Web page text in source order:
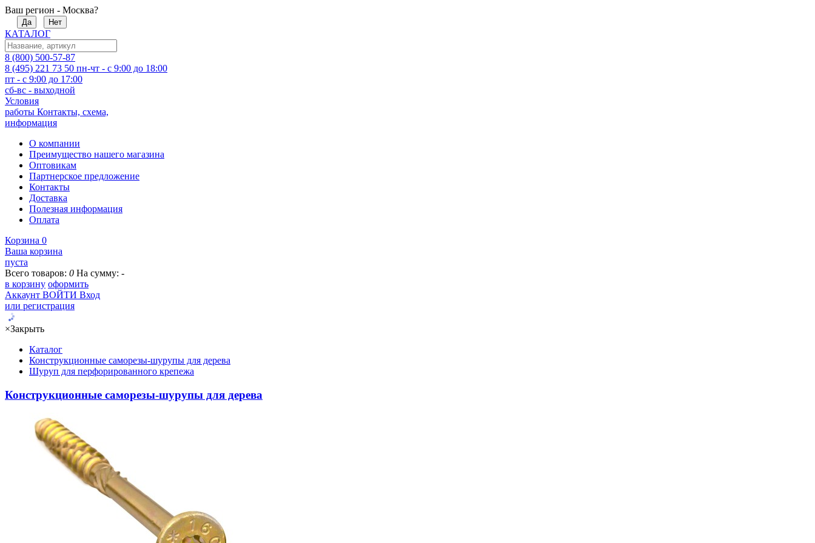
Ваш регион - Москва?
Да Нет
КАТАЛОГ
8 (800) 500-57-87
8 (495) 221 73 50 пн-чт - с 9:00 до 18:00
пт - с 9:00 до 17:00
сб-вс - выходной
Условия
работы Контакты, схема,
информация
О компании
Преимущество нашего магазина
Оптовикам
Партнерское предложение
Контакты
Доставка
Полезная информация
Оплата
Корзина 0
Ваша корзина
пуста
Всего товаров: 0 На сумму: -
в корзину оформить
Аккаунт ВОЙТИ Вход
или регистрация
×Закрыть
Каталог
Конструкционные саморезы-шурупы для дерева
Шуруп для перфорированного крепежа
Конструкционные саморезы-шурупы для дерева